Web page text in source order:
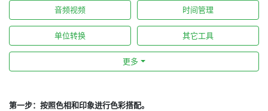
音频视频 时间管理
单位转换 其它工具
更多
第一步：按照色相和印象进行色彩搭配。